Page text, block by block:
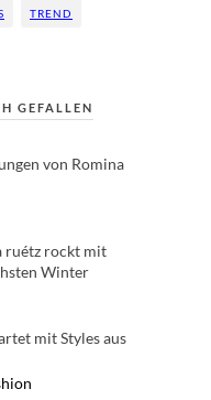
TREND
GEFALLEN
von Romina
ruétz rockt mit
Winter
mit Styles aus